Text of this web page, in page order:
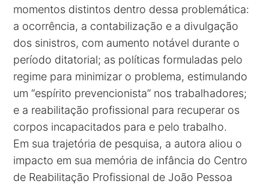
momentos distintos dentro dessa problemática:
a ocorrência, a contabilização e a divulgação
dos sinistros, com aumento notável durante o
período ditatorial; as políticas formuladas pelo
regime para minimizar o problema, estimulando
um “espírito prevencionista” nos trabalhadores;
e a reabilitação profissional para recuperar os
corpos incapacitados para e pelo trabalho.
Em sua trajetória de pesquisa, a autora aliou o
impacto em sua memória de infância do Centro
de Reabilitação Profissional de João Pessoa